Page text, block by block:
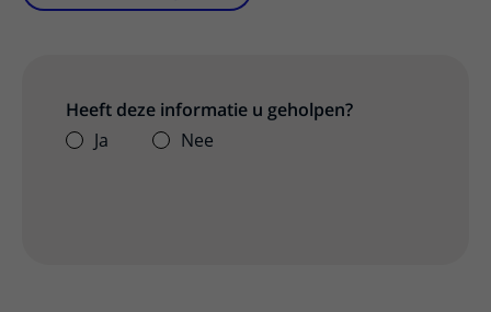
Heeft deze informatie u geholpen?
Ja
Nee